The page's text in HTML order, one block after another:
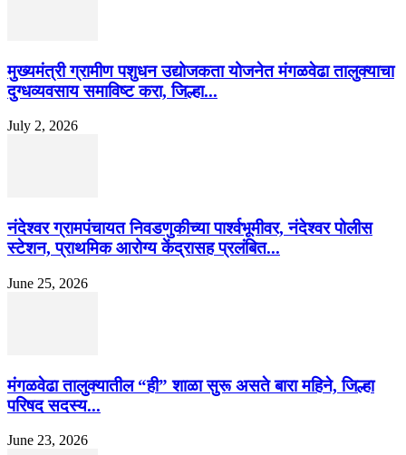
मुख्यमंत्री ग्रामीण पशुधन उद्योजकता योजनेत मंगळवेढा तालुक्याचा
दुग्धव्यवसाय समाविष्ट करा, जिल्हा...
July 2, 2026
नंदेश्वर ग्रामपंचायत निवडणुकीच्या पार्श्वभूमीवर, नंदेश्वर पोलीस
स्टेशन, प्राथमिक आरोग्य केंद्रासह प्रलंबित...
June 25, 2026
मंगळवेढा तालुक्यातील “ही” शाळा सुरू असते बारा महिने, जिल्हा
परिषद सदस्य...
June 23, 2026